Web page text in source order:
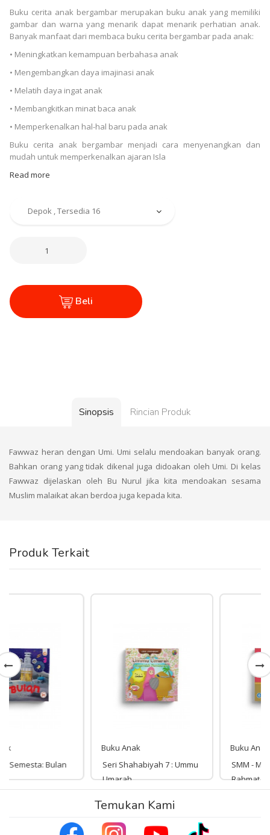
Buku cerita anak bergambar merupakan buku anak yang memiliki
gambar dan warna yang menarik dapat menarik perhatian anak.
Banyak manfaat dari membaca buku cerita bergambar pada anak:
• Meningkatkan kemampuan berbahasa anak
• Mengembangkan daya imajinasi anak
• Melatih daya ingat anak
• Membangkitkan minat baca anak
• Memperkenalkan hal-hal baru pada anak
Buku cerita anak bergambar menjadi cara menyenangkan dan
mudah untuk memperkenalkan ajaran Isla
Read more
Beli
Sinopsis Rincian Produk
Fawwaz heran dengan Umi. Umi selalu mendoakan banyak orang.
Bahkan orang yang tidak dikenal juga didoakan oleh Umi. Di kelas
Fawwaz dijelaskan oleh Bu Nurul jika kita mendoakan sesama
Muslim malaikat akan berdoa juga kepada kita.
Produk Terkait
Seri Shahabiyah 7 : Ummu
Umarah
35,000
SMM - Malaikat Penyampai
Rahmat
Rp 35,000
Temukan Kami